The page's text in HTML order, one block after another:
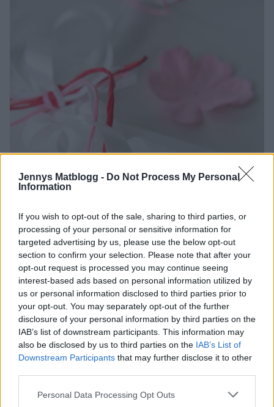
Jennys Matblogg - Do Not Process My Personal
Information
If you wish to opt-out of the sale, sharing to third parties, or
processing of your personal or sensitive information for
targeted advertising by us, please use the below opt-out
section to confirm your selection. Please note that after your
opt-out request is processed you may continue seeing
interest-based ads based on personal information utilized by
us or personal information disclosed to third parties prior to
your opt-out. You may separately opt-out of the further
disclosure of your personal information by third parties on the
IAB’s list of downstream participants. This information may
also be disclosed by us to third parties on the IAB’s List of
Downstream Participants that may further disclose it to other
Personal Data Processing Opt Outs